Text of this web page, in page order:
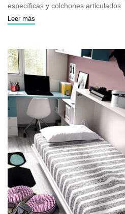
específicas y colchones articulados
Leer más